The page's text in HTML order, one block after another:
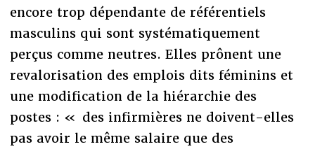
encore trop dépendante de référentiels
masculins qui sont systématiquement
perçus comme neutres. Elles prônent une
revalorisation des emplois dits féminins et
une modification de la hiérarchie des
postes : « des infirmières ne doivent-elles
pas avoir le même salaire que des